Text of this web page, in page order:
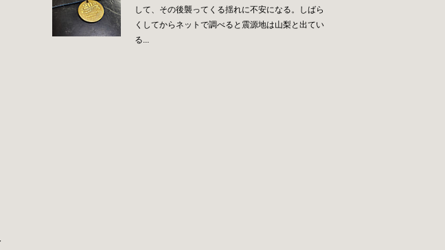
して、その後襲ってくる揺れに不安になる。しばら
くしてからネットで調べると震源地は山梨と出てい
る...